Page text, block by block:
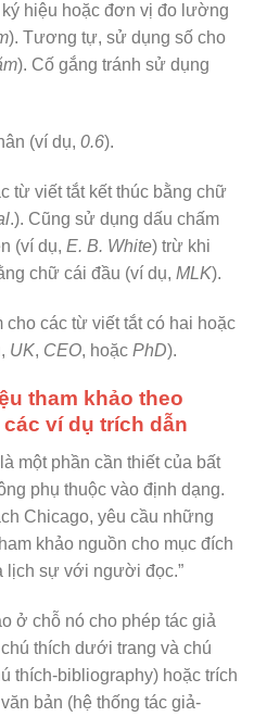
hiệu hoặc đơn vị đo lường
). Tương tự, sử dụng số cho
). Cố gắng tránh sử dụng
(ví dụ, 0.6).
từ viết tắt kết thúc bằng chữ
.). Cũng sử dụng dấu chấm
(ví dụ, E. B. White) trừ khi
chữ cái đầu (ví dụ, MLK).
cho các từ viết tắt có hai hoặc
UK, CEO, hoặc PhD).
tham khảo theo
ví dụ trích dẫn
một phần cần thiết của bất
phụ thuộc vào định dạng.
Chicago, yêu cầu những
khảo nguồn cho mục đích
lịch sự với người đọc.”
ở chỗ nó cho phép tác giả
thích dưới trang và chú
thích-bibliography) hoặc trích
bản (hệ thống tác giả-